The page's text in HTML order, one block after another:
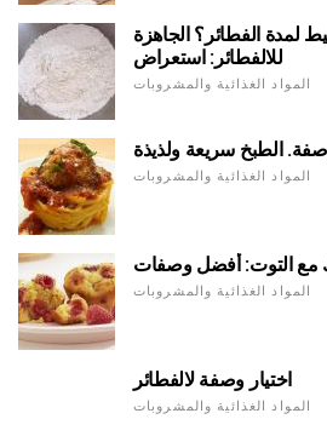
لمدة الفطائر؟ الجاهزة
للالفطائر: استعراض
المواد الغذائية والمشروبات
الطبخ سريعة ولذيذة
المواد الغذائية والمشروبات
مع التوت: أفضل وصفات
المواد الغذائية والمشروبات
اختيار وصفة لالفطائر
المواد الغذائية والمشروبات